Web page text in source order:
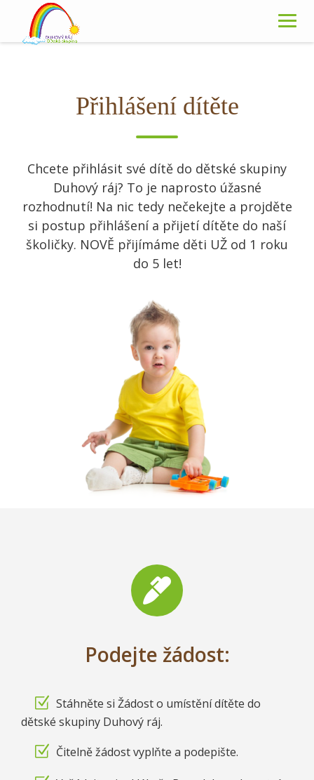
content
Přihlášení dítěte
Chcete přihlásit své dítě do dětské skupiny
Duhový ráj? To je naprosto úžasné
rozhodnutí! Na nic tedy nečekejte a projděte
si postup přihlášení a přijetí dítěte do naší
školičky. NOVĚ přijímáme děti UŽ od 1 roku
do 5 let!
Podejte žádost:
Stáhněte si Žádost o umístění dítěte do
dětské skupiny Duhový ráj.
Čitelně žádost vyplňte a podepište.